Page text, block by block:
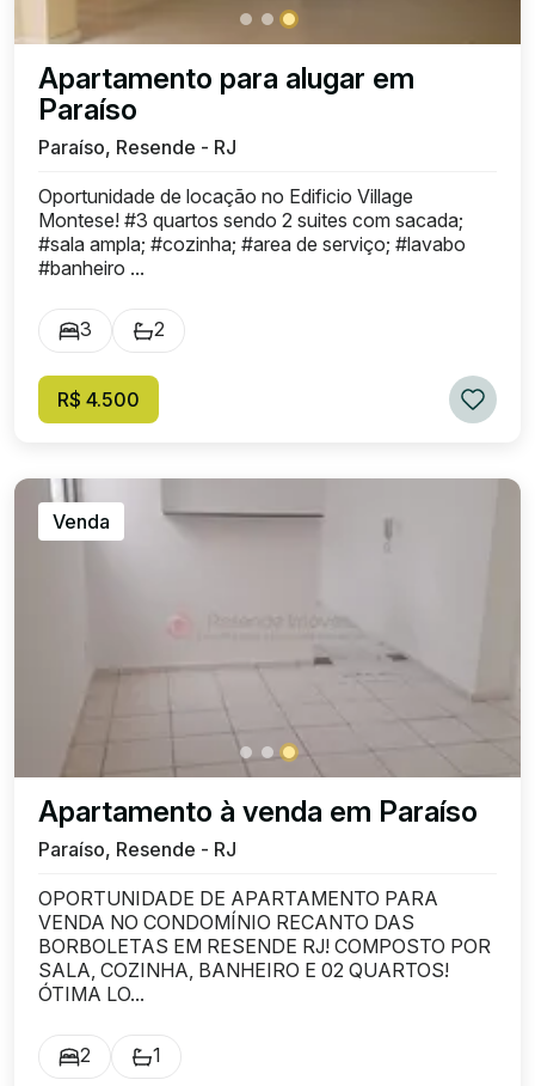
Apartamento para alugar em
Paraíso
Paraíso, Resende - RJ
Oportunidade de locação no Edificio Village
Montese! #3 quartos sendo 2 suites com sacada;
#sala ampla; #cozinha; #area de serviço; #lavabo
#banheiro ...
3 2
R$ 4.500
Venda
Apartamento à venda em Paraíso
Paraíso, Resende - RJ
OPORTUNIDADE DE APARTAMENTO PARA
VENDA NO CONDOMÍNIO RECANTO DAS
BORBOLETAS EM RESENDE RJ! COMPOSTO POR
SALA, COZINHA, BANHEIRO E 02 QUARTOS!
ÓTIMA LO...
2 1